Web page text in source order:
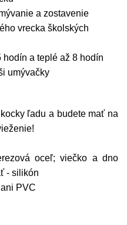
a zostavenie
vrecka školských
a teplé až 8 hodín
umývačky
ľadu a budete mať na
oceľ; viečko a dno
- silikón
PVC